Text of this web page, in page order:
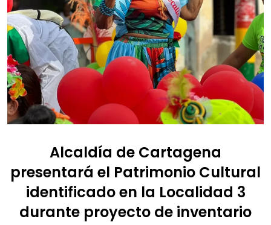
Alcaldía de Cartagena
presentará el Patrimonio Cultural
identificado en la Localidad 3
durante proyecto de inventario